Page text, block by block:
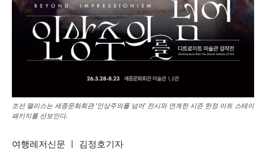
조선 팰리스는 세종문화회관 ‘인상주의를 넘어’ 전시와 연계한 시즌 한정 아트 스테이
패키지를 선보인다.
여행레저신문 ㅣ 김정호기자